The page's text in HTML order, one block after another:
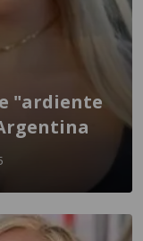
"ardiente